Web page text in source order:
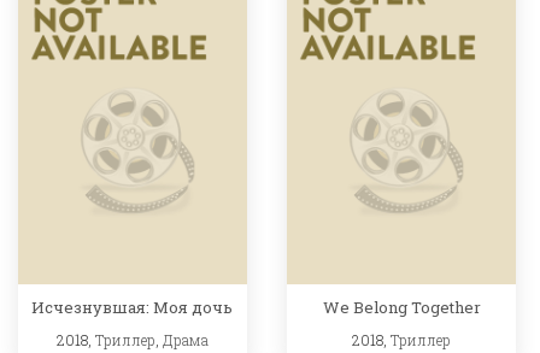
Исчезнувшая: Моя дочь
2018, Триллер Драма
We Belong Together
2018,Триллер